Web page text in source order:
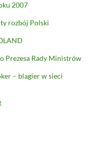
2007
rozbój Polski
Prezesa Rady Ministrów
– blagier w sieci